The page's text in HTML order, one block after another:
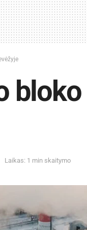
Laikas: 1 min skaitymo